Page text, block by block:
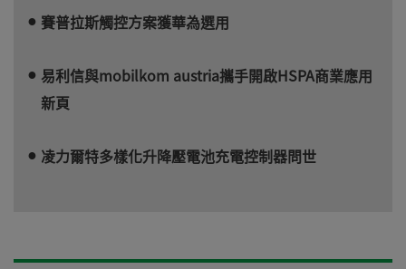
賽普拉斯觸控方案獲華為選用
易利信與mobilkom austria攜手開啟HSPA商業應用
新頁
凌力爾特多樣化升降壓電池充電控制器問世